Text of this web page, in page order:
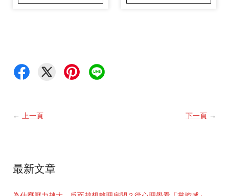
← 上一頁 下一頁 →
最新文章